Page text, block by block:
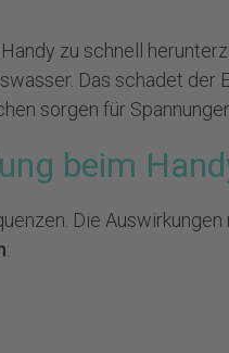
zu schnell
Das schadet der
sorgen für
beim
Die Auswirkungen
: